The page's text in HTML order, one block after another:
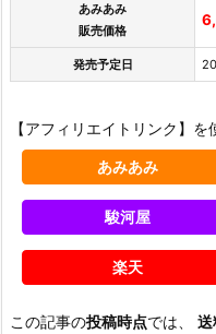
あみあみ
販売価格
発売予定日
【アフィリエイトリンク】
あみあみ
駿河屋
楽天
この記事の投稿時点では、 送